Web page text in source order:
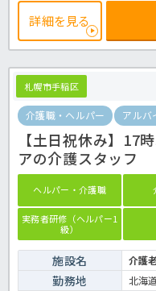
法を選びやすい環境です。
介護施設での経験がある方
したい方にもおすすめです。
ご興味がありましたら是非
護業務全般です。＜介護職
詳細を見る
札幌市手稲区
介護職・ヘルパー アルバ
【土日祝休み】17
アの介護スタッフ
ヘルパー・介護職
実務者研修（ヘルパー1
級）
施設名 介護
勤務地 北海